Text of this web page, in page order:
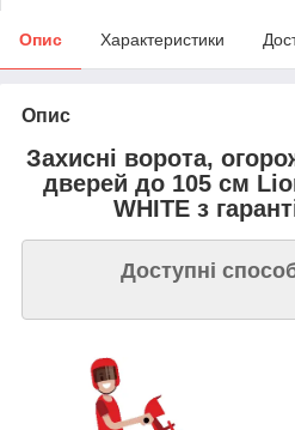
Опис Характеристики
Опис
Захисні ворота,
дверей до 105 см
WHITE з
Доступні